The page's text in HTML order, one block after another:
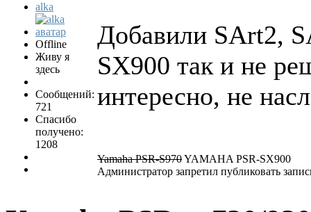
alka
Offline
Живу я
здесь
Сообщений:
721
Спасибо
получено:
1208
Добавили SArt2,
SX900 так и не
интересно, не
Yamaha PSR-S970YAMAHA PSR-SX900
Администратор запретил публиковать